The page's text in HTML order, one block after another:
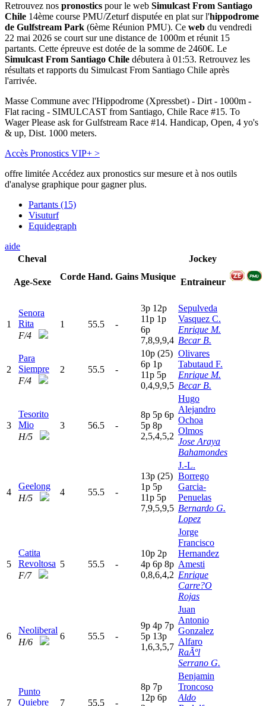
Retrouvez nos pronostics pour le web Simulcast From Santiago
Chile 14ème course PMU/Zeturf disputée en plat sur l'hippodrome
de Gulfstream Park (6ème Réunion PMU). Ce web du vendredi
22 mai 2026 se court sur une distance de 1000m et réunit 15
partants. Cette épreuve est dotée de la somme de 2460€. Le
Simulcast From Santiago Chile débutera à 01:53. Retrouvez les
résultats et rapports du Simulcast From Santiago Chile après
l'arrivée.
Masse Commune avec l'Hippodrome (Xpressbet) - Dirt - 1000m -
Flat racing - SIMULCAST from Santiago, Chile Race #15. To
Wager Please ask for Gulfstream Race #14. Handicap, Open, 4 yo's
& up, Dist. 1000 meters.
Accès Pronostics VIP+ >
offre limitée Accédez aux pronostics sur mesure et à nos outils
d'analyse graphique pour gagner plus.
Partants (15)
Visuturf
Equidegraph
aide
Cheval
Age-Sexe
Corde Hand. Gains Musique
Jockey
Entraineur
1
Senora
Rita
F/4
1 55.5 -
3p 12p
11p 1p
6p
7,8,9,9,4
Sepulveda
Vasquez C.
Enrique M.
Becar B.
2
Para
Siempre
F/4
2 55.5 -
10p (25)
6p 1p
11p 5p
0,4,9,9,5
Olivares
Tabutaud F.
Enrique M.
Becar B.
3
Tesorito
Mio
H/5
3 56.5 -
8p 5p 6p
5p 8p
2,5,4,5,2
Hugo
Alejandro
Ochoa
Olmos
Jose Araya
Bahamondes
4
Geelong
H/5
4 55.5 -
13p (25)
1p 5p
11p 5p
7,9,5,9,5
J.-L.
Borrego
Garcia-
Penuelas
Bernardo G.
Lopez
5
Catita
Revoltosa
F/7
5 55.5 -
10p 2p
4p 6p 8p
0,8,6,4,2
Jorge
Francisco
Hernandez
Amesti
Enrique
Carre?O
Rojas
6
Neoliberal
H/6
6 55.5 -
9p 4p 7p
5p 13p
1,6,3,5,7
Juan
Antonio
Gonzalez
Alfaro
RaÃºl
Serrano G.
7
Punto
Quiebre
7 55.5 -
8p 7p
12p 6p
Benjamin
Troncoso
Aldo